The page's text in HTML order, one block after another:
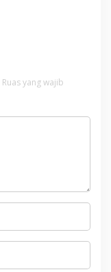
Ruas yang wajib